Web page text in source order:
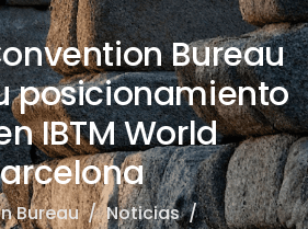
Bureau
posicionamiento
IBTM World
Bureau/ Noticias/